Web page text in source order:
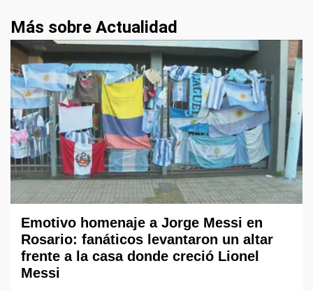
Más sobre Actualidad
Emotivo homenaje a Jorge Messi en
Rosario: fanáticos levantaron un altar
frente a la casa donde creció Lionel
Messi